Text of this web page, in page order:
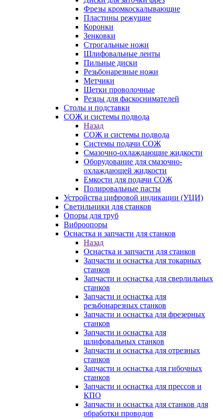
Фрезы кромкоскалывающие
Пластины режущие
Коронки
Зенковки
Строгальные ножи
Шлифовальные ленты
Пильные диски
Резьбонарезные ножи
Метчики
Щетки проволочные
Резцы для фаскоснимателей
Столы и подставки
СОЖ и системы подвода
Назад
СОЖ и системы подвода
Системы подачи СОЖ
Смазочно-охлаждающие жидкости
Оборудование для смазочно-
охлаждающей жидкости
Емкости для подачи СОЖ
Полировальные пасты
Устройства цифровой индикации (УЦИ)
Светильники для станков
Опоры для труб
Виброопоры
Оснастка и запчасти для станков
Назад
Оснастка и запчасти для станков
Запчасти и оснастка для токарных
станков
Запчасти и оснастка для сверлильных
станков
Запчасти и оснастка для
резьбонарезных станков
Запчасти и оснастка для фрезерных
станков
Запчасти и оснастка для
шлифовальных станков
Запчасти и оснастка для отрезных
станков
Запчасти и оснастка для гибочных
станков
Запчасти и оснастка для прессов и
КПО
Запчасти и оснастка для станков для
обработки проводов